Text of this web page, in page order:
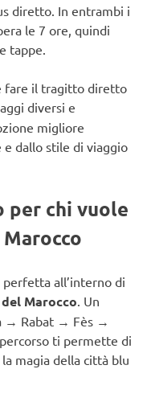
diretto. In entrambi i
le 7 ore, quindi
tappe.
fare il tragitto diretto
diversi e
migliore
dallo stile di viaggio
chi vuole
perfetta all’interno di
Marocco . Un
→ Rabat → Fès →
ti permette di
magia della città blu